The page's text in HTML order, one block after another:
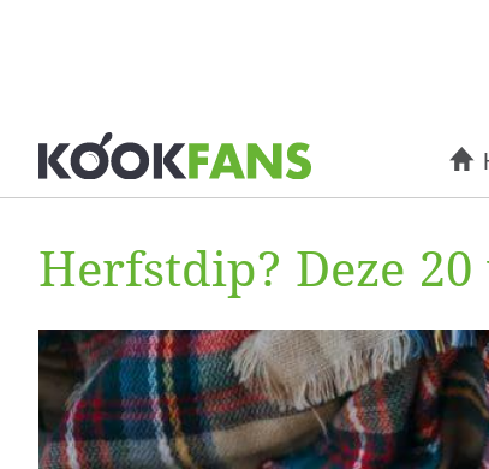
Herfstdip? Deze